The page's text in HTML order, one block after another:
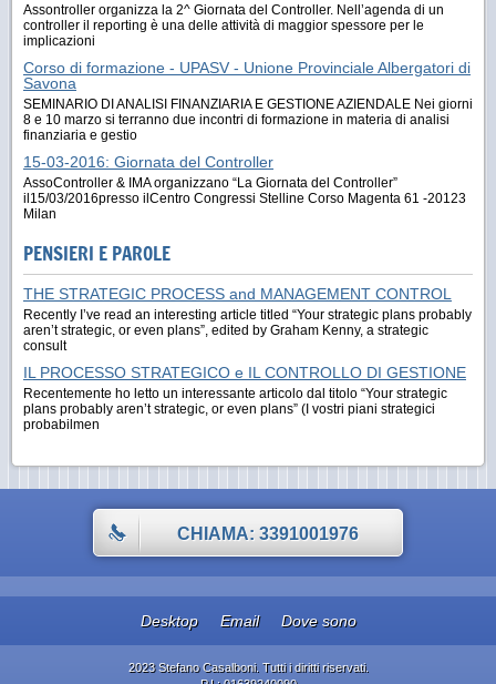
Assontroller organizza la 2^ Giornata del Controller. Nell’agenda di un
controller il reporting è una delle attività di maggior spessore per le
implicazioni
Corso di formazione - UPASV - Unione Provinciale Albergatori di
Savona
SEMINARIO DI ANALISI FINANZIARIA E GESTIONE AZIENDALE Nei giorni
8 e 10 marzo si terranno due incontri di formazione in materia di analisi
finanziaria e gestio
15-03-2016: Giornata del Controller
AssoController & IMA organizzano “La Giornata del Controller”
il15/03/2016presso ilCentro Congressi Stelline Corso Magenta 61 -20123
Milan
PENSIERI E PAROLE
THE STRATEGIC PROCESS and MANAGEMENT CONTROL
Recently I’ve read an interesting article titled “Your strategic plans probably
aren’t strategic, or even plans”, edited by Graham Kenny, a strategic
consult
IL PROCESSO STRATEGICO e IL CONTROLLO DI GESTIONE
Recentemente ho letto un interessante articolo dal titolo “Your strategic
plans probably aren’t strategic, or even plans” (I vostri piani strategici
probabilmen
CHIAMA: 3391001976
Desktop Email Dove sono
2023 Stefano Casalboni. Tutti i diritti riservati.